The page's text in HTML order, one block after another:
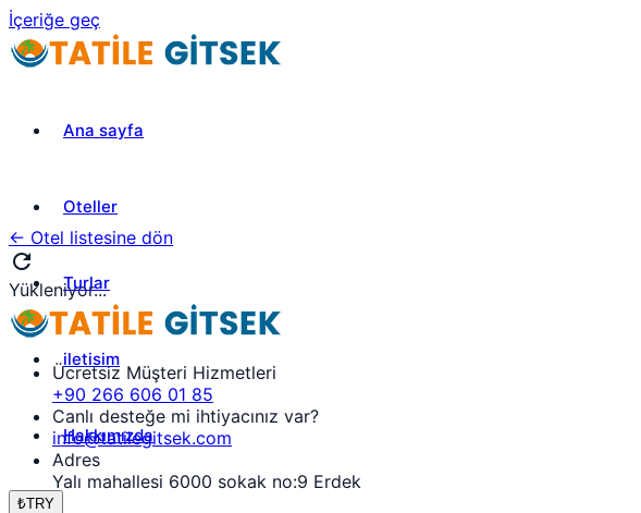
İçeriğe geç
Ana sayfa
Oteller
Turlar
iletisim
Hakkımızda
₺TRY
← Otel listesine dön
refresh
Yükleniyor...
Ücretsiz Müşteri Hizmetleri
+90 266 606 01 85
Canlı desteğe mi ihtiyacınız var?
info@tatilegitsek.com
Adres
Yalı mahallesi 6000 sokak no:9 Erdek